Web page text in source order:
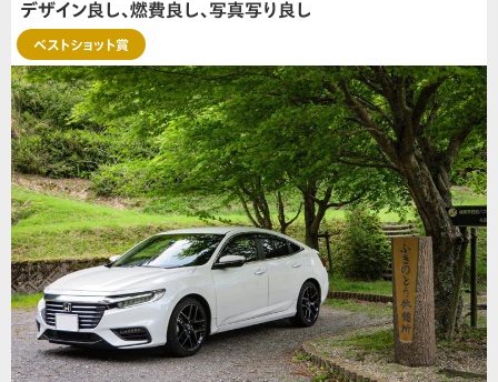
デザイン良し、燃費良し、写真写り良し
ベストショット賞